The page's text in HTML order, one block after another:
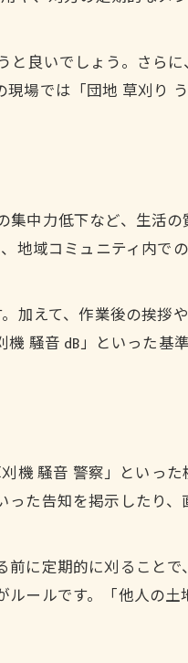
良いでしょう。さら
場では「団地 草刈り
中力低下など、生活
地域コミュニティ内で
加えて、作業後の挨拶
騒音 dB」といった基
機 騒音 警察」といっ
た告知を掲示したり、
に定期的に刈ること
ールです。「他人の